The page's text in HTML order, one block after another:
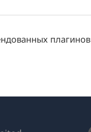
плагинов